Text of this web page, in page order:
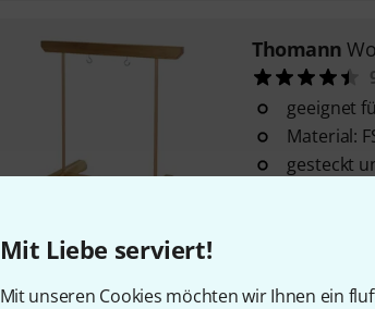
Mit Liebe serviert!
Mit unseren Cookies möchten wir Ihnen ein
Thomann
geeignet
Material:
gesteckt
Bergerault